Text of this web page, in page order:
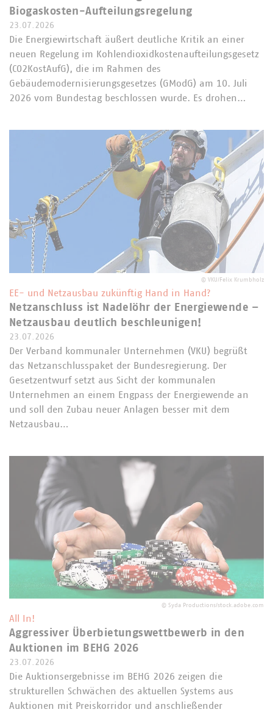
Biogaskosten-Aufteilungsregelung
23.07.2026
Die Energiewirtschaft äußert deutliche Kritik an einer
neuen Regelung im Kohlendioxidkostenaufteilungsgesetz
(CO2KostAufG), die im Rahmen des
Gebäudemodernisierungsgesetzes (GModG) am 10. Juli
2026 vom Bundestag beschlossen wurde. Es drohen…
© VKU/Felix Krumbholz
EE- und Netzausbau zukünftig Hand in Hand?
Netzanschluss ist Nadelöhr der Energiewende –
Netzausbau deutlich beschleunigen!
23.07.2026
Der Verband kommunaler Unternehmen (VKU) begrüßt
das Netzanschlusspaket der Bundesregierung. Der
Gesetzentwurf setzt aus Sicht der kommunalen
Unternehmen an einem Engpass der Energiewende an
und soll den Zubau neuer Anlagen besser mit dem
Netzausbau…
© Syda Productions/stock.adobe.com
All In!
Aggressiver Überbietungswettbewerb in den
Auktionen im BEHG 2026
23.07.2026
Die Auktionsergebnisse im BEHG 2026 zeigen die
strukturellen Schwächen des aktuellen Systems aus
Auktionen mit Preiskorridor und anschließender